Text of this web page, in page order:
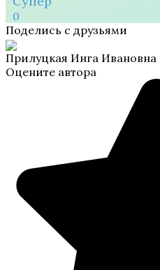
0
Поделись с друзьями
Прилуцкая Инга Ивановна
Оцените автора